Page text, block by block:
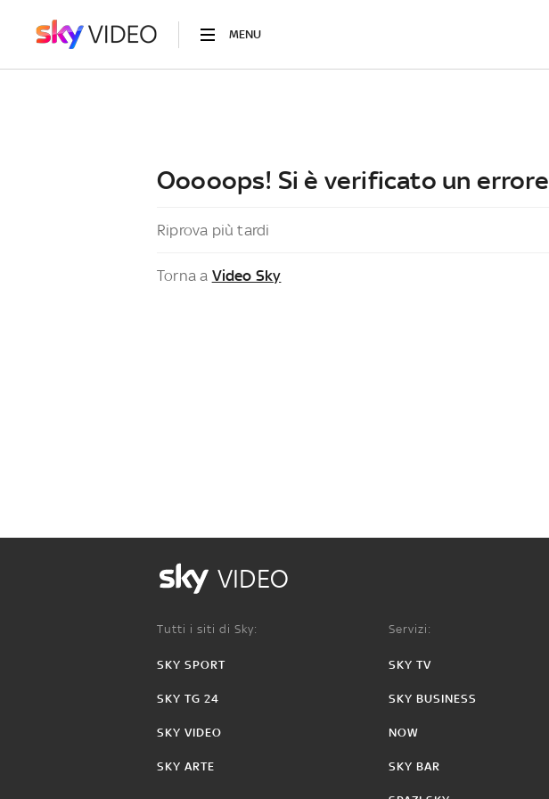
MENU
Ooooops! Si è verificato un errore
Riprova più tardi
Torna a Video Sky
VIDEO
Tutti i siti di Sky:
SKY SPORT
SKY TG 24
SKY VIDEO
SKY ARTE
Servizi:
SKY TV
SKY BUSINESS
NOW
SKY BAR